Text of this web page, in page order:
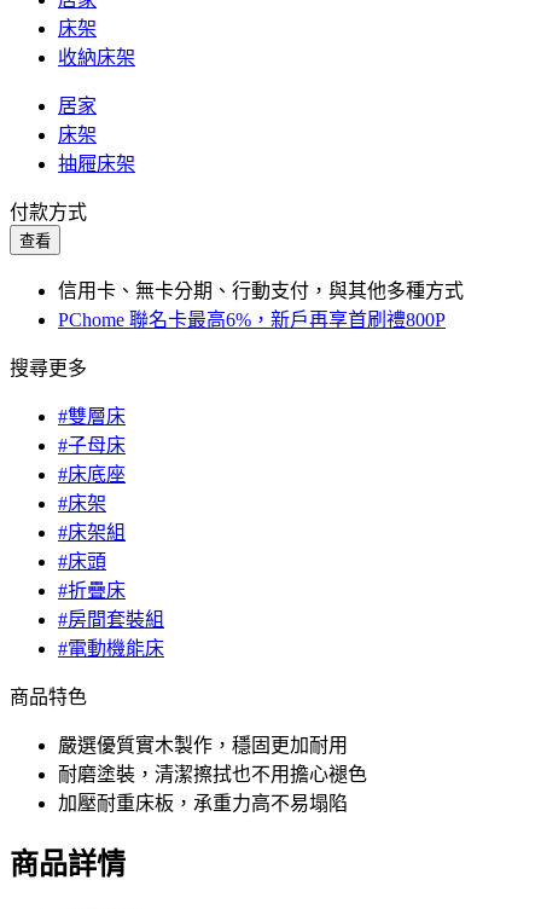
床架
收納床架
居家
床架
抽屜床架
付款方式
查看
信用卡、無卡分期、行動支付，與其他多種方式
PChome 聯名卡最高6%，新戶再享首刷禮800P
搜尋更多
#雙層床
#子母床
#床底座
#床架
#床架組
#床頭
#折疊床
#房間套裝組
#電動機能床
商品特色
嚴選優質實木製作，穩固更加耐用
耐磨塗裝，清潔擦拭也不用擔心褪色
加壓耐重床板，承重力高不易塌陷
商品詳情